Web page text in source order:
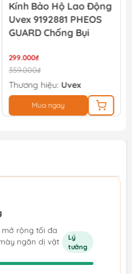
Kính Bảo Hộ Lao Động
Uvex 9192881 PHEOS
GUARD Chống Bụi
299.000₫
359.000₫
Thương hiệu: Uvex
Mua ngay
mở rộng tối đa
ngăn dị vật
Lý
tưởng